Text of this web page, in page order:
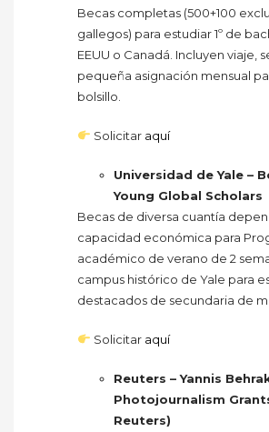
Becas completas (500+100
gallegos) para estudiar 1º de
EEUU o Canadá. Incluyen viaje,
pequeña asignación mensual
bolsillo.
Solicitar aquí
Universidad de Yale –
Young Global Scholars
Becas de diversa cuantía
capacidad económica para
académico de verano de 2
campus histórico de Yale para
destacados de secundaria de
Solicitar aquí
Reuters – Yannis
Photojournalism
Reuters)